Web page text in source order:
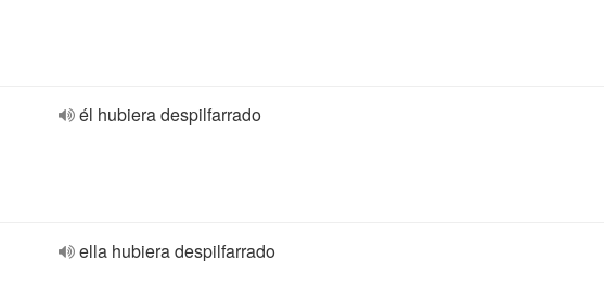
él hubiera despilfarrado
ella hubiera despilfarrado